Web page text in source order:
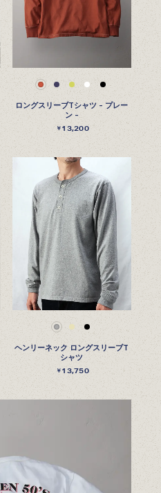
ロングスリーブTシャツ - プレー
ン -
￥13,200
ヘンリーネック ロングスリーブT
シャツ
￥13,750